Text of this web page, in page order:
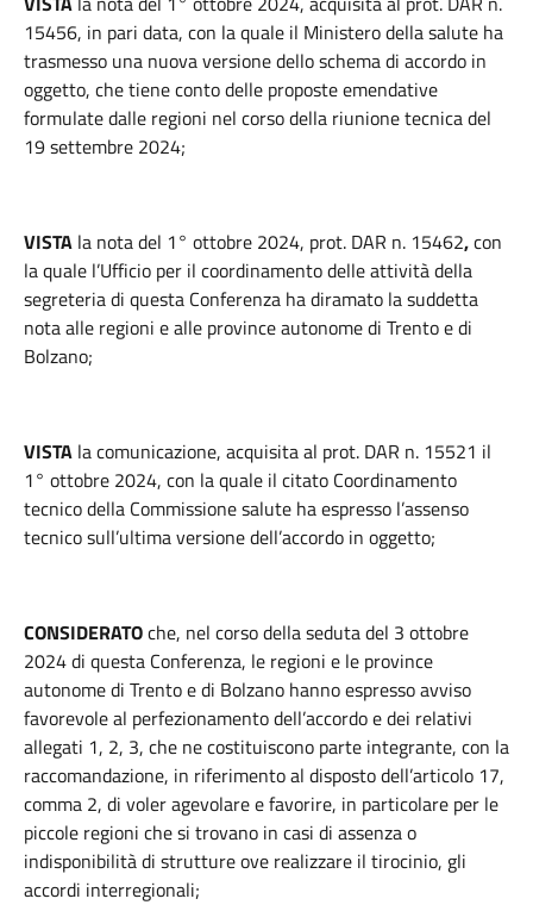
15456, in pari data, con la quale il Ministero della salute ha
trasmesso una nuova versione dello schema di accordo in
oggetto, che tiene conto delle proposte emendative
formulate dalle regioni nel corso della riunione tecnica del
19 settembre 2024;
VISTA la nota del 1° ottobre 2024, prot. DAR n. 15462,con
la quale l’Ufficio per il coordinamento delle attività della
segreteria di questa Conferenza ha diramato la suddetta
nota alle regioni e alle province autonome di Trento e di
Bolzano;
VISTA la comunicazione, acquisita al prot. DAR n. 15521 il
1° ottobre 2024, con la quale il citato Coordinamento
tecnico della Commissione salute ha espresso l’assenso
tecnico sull’ultima versione dell’accordo in oggetto;
CONSIDERATOche, nel corso della seduta del 3 ottobre
2024 di questa Conferenza, le regioni e le province
autonome di Trento e di Bolzano hanno espresso avviso
favorevole al perfezionamento dell’accordo e dei relativi
allegati 1, 2, 3, che ne costituiscono parte integrante, con la
raccomandazione, in riferimento al disposto dell’articolo 17,
comma 2, di voler agevolare e favorire, in particolare per le
piccole regioni che si trovano in casi di assenza o
indisponibilità di strutture ove realizzare il tirocinio, gli
accordi interregionali;